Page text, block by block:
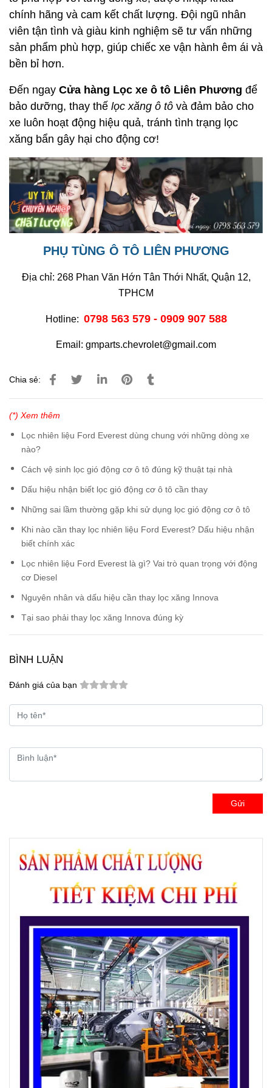
chính hãng và cam kết chất lượng. Đội ngũ nhân
viên tận tình và giàu kinh nghiệm sẽ tư vấn những
sản phẩm phù hợp, giúp chiếc xe vận hành êm ái và
bền bỉ hơn.
Đến ngay Cửa hàng Lọc xe ô tô Liên Phương để
bảo dưỡng, thay thế lọc xăng ô tô và đảm bảo cho
xe luôn hoạt động hiệu quả, tránh tình trạng lọc
xăng bẩn gây hại cho động cơ!
PHỤ TÙNG Ô TÔ LIÊN PHƯƠNG
Địa chỉ: 268 Phan Văn Hớn Tân Thới Nhất, Quận 12,
TPHCM
Hotline: 0798 563 579 - 0909 907 588
Email: gmparts.chevrolet@gmail.com
Chia sẻ:
(*) Xem thêm
Lọc nhiên liệu Ford Everest dùng chung với những dòng xe
nào?
Cách vệ sinh lọc gió động cơ ô tô đúng kỹ thuật tại nhà
Dấu hiệu nhận biết lọc gió động cơ ô tô cần thay
Những sai lầm thường gặp khi sử dụng lọc gió động cơ ô tô
Khi nào cần thay lọc nhiên liệu Ford Everest? Dấu hiệu nhận
biết chính xác
Lọc nhiên liệu Ford Everest là gì? Vai trò quan trọng với động
cơ Diesel
Nguyên nhân và dấu hiệu cần thay lọc xăng Innova
Tại sao phải thay lọc xăng Innova đúng kỳ
BÌNH LUẬN
Đánh giá của bạn
Gửi